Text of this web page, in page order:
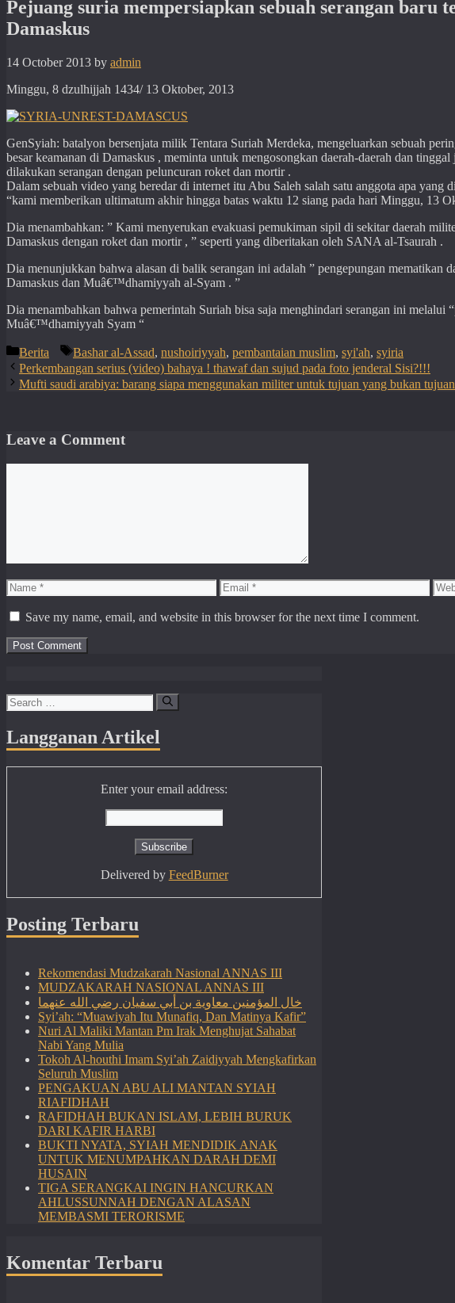
Pejuang suria mempersiapkan sebuah serangan baru
Damaskus
14 October 2013 by admin
Minggu, 8 dzulhijjah 1434/ 13 Oktober, 2013
GenSyiah: batalyon bersenjata milik Tentara Suriah Merdeka, mengeluarkan sebuah
besar keamanan di Damaskus , meminta untuk mengosongkan daerah-daerah dan
dilakukan serangan dengan peluncuran roket dan mortir .
Dalam sebuah video yang beredar di internet itu Abu Saleh salah satu anggota apa yang
“kami memberikan ultimatum akhir hingga batas waktu 12 siang pada hari Minggu, 13
Dia menambahkan: ” Kami menyerukan evakuasi pemukiman sipil di sekitar daerah
Damaskus dengan roket dan mortir , ” seperti yang diberitakan oleh SANA al-Tsaurah .
Dia menunjukkan bahwa alasan di balik serangan ini adalah ” pengepungan mematikan
Damaskus dan Muâ€™dhamiyyah al-Syam . ”
Dia menambahkan bahwa pemerintah Suriah bisa saja menghindari serangan ini melalui
Muâ€™dhamiyyah Syam “
Categories
Berita Tags
Bashar al-Assad, nushoiriyyah, pembantaian muslim, syi'ah, syiria
Perkembangan serius (video) bahaya ! thawaf dan sujud pada foto jenderal Sisi?!!!
Mufti saudi arabiya: barang siapa menggunakan militer untuk tujuan yang bukan
Leave a Comment
Name Email
Save my name, email, and website in this browser for the next time I comment.
Search
for:
Langganan Artikel
Enter your email address:
Delivered by FeedBurner
Posting Terbaru
Rekomendasi Mudzakarah Nasional ANNAS III
MUDZAKARAH NASIONAL ANNAS III
خال المؤمنين معاوية بن أبي سفيان رضي الله عنهما
Syi’ah: “Muawiyah Itu Munafiq, Dan Matinya Kafir”
Nuri Al Maliki Mantan Pm Irak Menghujat Sahabat
Nabi Yang Mulia
Tokoh Al-houthi Imam Syi’ah Zaidiyyah Mengkafirkan
Seluruh Muslim
PENGAKUAN ABU ALI MANTAN SYIAH
RIAFIDHAH
RAFIDHAH BUKAN ISLAM, LEBIH BURUK
DARI KAFIR HARBI
BUKTI NYATA, SYIAH MENDIDIK ANAK
UNTUK MENUMPAHKAN DARAH DEMI
HUSAIN
TIGA SERANGKAI INGIN HANCURKAN
AHLUSSUNNAH DENGAN ALASAN
MEMBASMI TERORISME
Komentar Terbaru